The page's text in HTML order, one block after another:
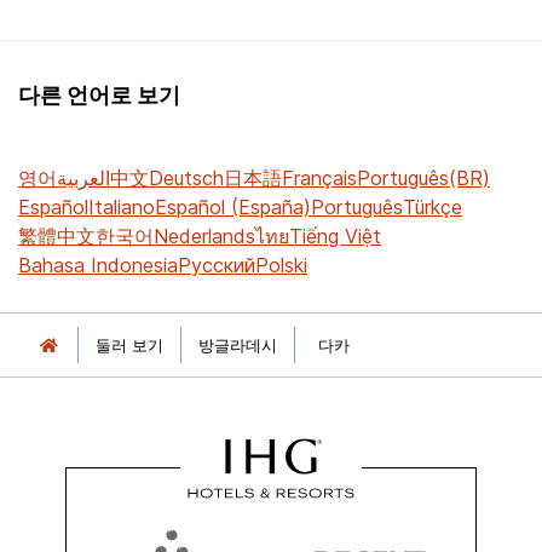
다른 언어로 보기
영어العربية中文Deutsch日本語FrançaisPortuguês(BR)
EspañolItalianoEspañol (España)PortuguêsTürkçe
繁體中文한국어NederlandsไทยTiếng Việt
Bahasa IndonesiaРусскийPolski
둘러 보기 방글라데시 다카